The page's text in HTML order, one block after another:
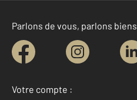
Parlons de vous, parlons biens
Votre compte :